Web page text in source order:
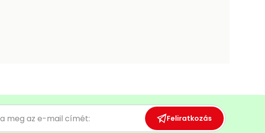
Feliratkozás